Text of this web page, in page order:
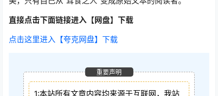
直接点击下面链接进入【网盘】下载
点击这里进入【夸克网盘】下载
重要声明
1:本站所有文章内容均来源于互联网，我站